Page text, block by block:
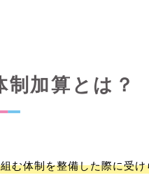
制加算とは？
む体制を整備した際に受